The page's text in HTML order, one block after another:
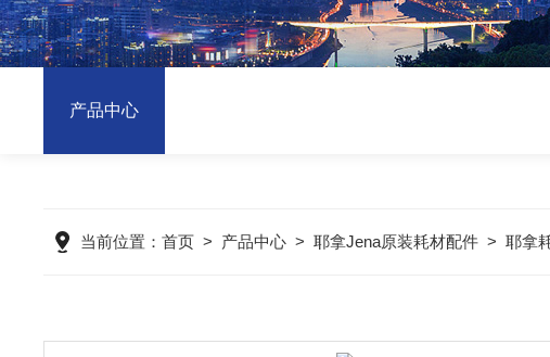
产品中心
当前位置：首页 > 产品中心 >耶拿Jena原装耗材配件 >耶拿